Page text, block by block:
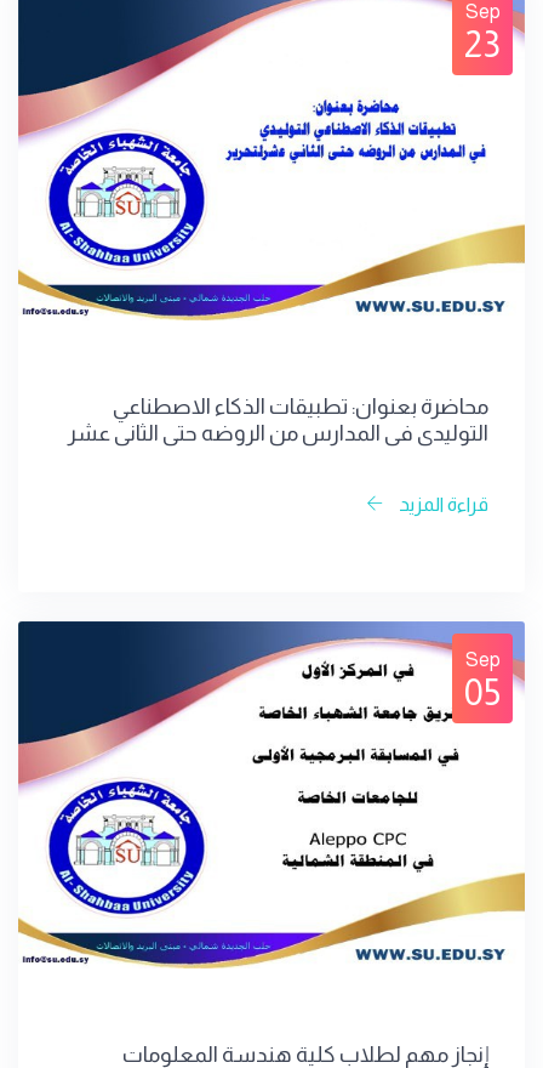
Sep
23
محاضرة بعنوان: تطبيقات الذكاء الاصطناعي
التوليدي في المدارس من الروضه حتى الثاني عشر
قراءة المزيد
Sep
05
إنجاز مهم لطلاب كلية هندسة المعلومات